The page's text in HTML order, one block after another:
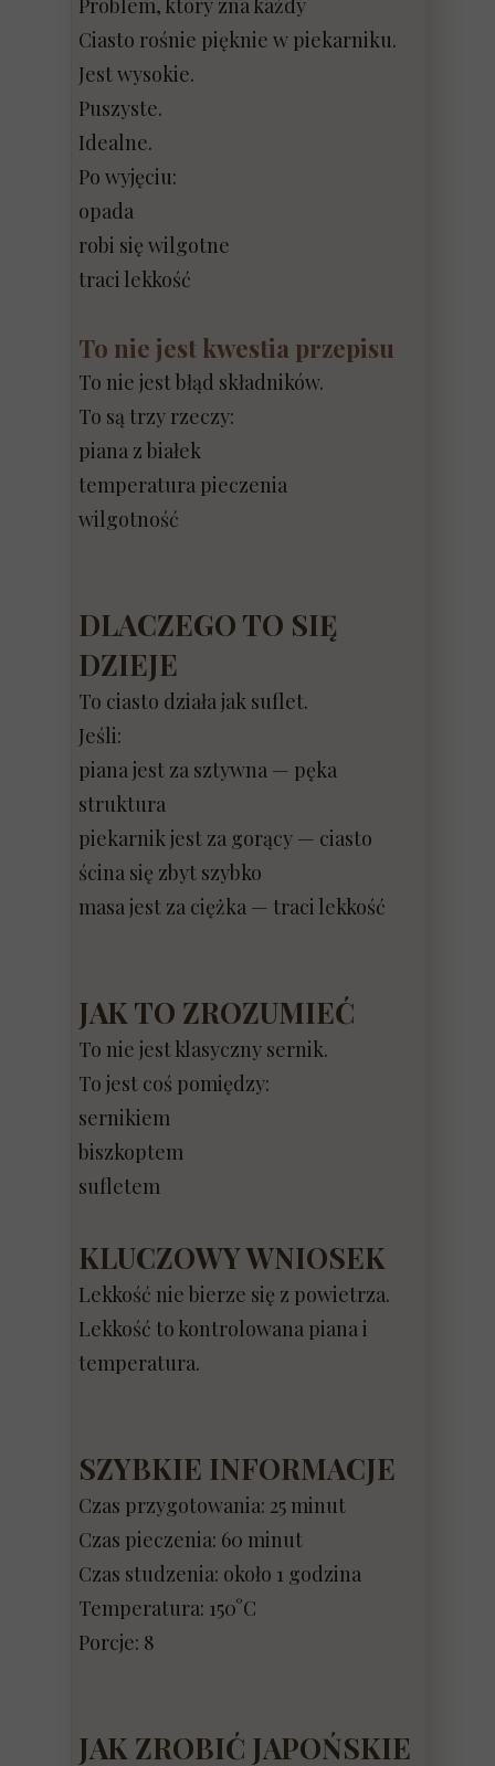
Problem, który zna każdy
Ciasto rośnie pięknie w piekarniku.
Jest wysokie.
Puszyste.
Idealne.
Po wyjęciu:
opada
robi się wilgotne
traci lekkość
To nie jest kwestia przepisu
To nie jest błąd składników.
To są trzy rzeczy:
piana z białek
temperatura pieczenia
wilgotność
DLACZEGO TO SIĘ
DZIEJE
To ciasto działa jak suflet.
Jeśli:
piana jest za sztywna — pęka
struktura
piekarnik jest za gorący — ciasto
ścina się zbyt szybko
masa jest za ciężka — traci lekkość
JAK TO ZROZUMIEĆ
To nie jest klasyczny sernik.
To jest coś pomiędzy:
sernikiem
biszkoptem
sufletem
KLUCZOWY WNIOSEK
Lekkość nie bierze się z powietrza.
Lekkość to kontrolowana piana i
temperatura.
SZYBKIE INFORMACJE
Czas przygotowania: 25 minut
Czas pieczenia: 60 minut
Czas studzenia: około 1 godzina
Temperatura: 150°C
Porcje: 8
JAK ZROBIĆ JAPOŃSKIE